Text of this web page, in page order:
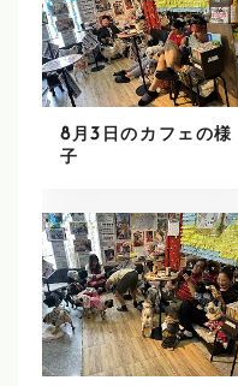
8月3日のカフェの様
子